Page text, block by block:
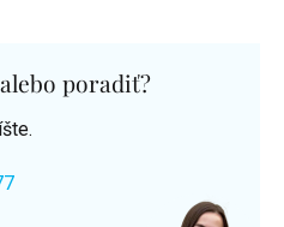
poradiť?